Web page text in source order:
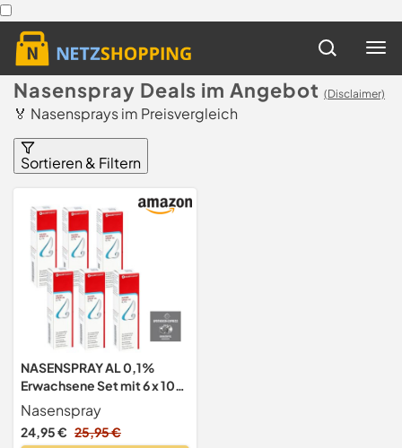
Nasenspray Deals im Angebot (Disclaimer)
🏅 Nasensprays im Preisvergleich
Sortieren & Filtern
NASENSPRAY AL 0,1%
Erwachsene Set mit 6 x 10
ml inkl. Handcreme ODER
Handseife von Apotheken-
Express
Nasenspray
24,95 € 25,95 €